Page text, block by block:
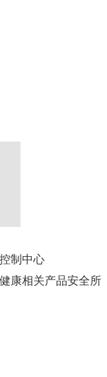
制中心
康相关产品安全所